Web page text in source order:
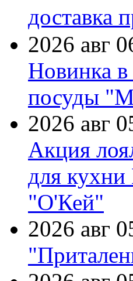
доставка
2026 авг
Новинка
посуды
2026 авг
Акция
для
"О'Кей"
2026 авг